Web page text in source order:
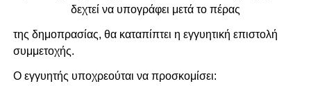
δεχτεί να υπογράφει μετά το πέρας
της δημοπρασίας, θα καταπίπτει η εγγυητική επιστολή
συμμετοχής.
Ο εγγυητής υποχρεούται να προσκομίσει: